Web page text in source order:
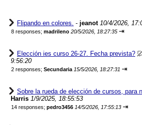
Flipando en colores. - jeanot 10/4/2026,
8 responses; madrileno 20/5/2026, 18:27:35 ⇥
Elección ies curso 26-27. Fecha prevista?
9:56:20
2 responses; Secundaria 15/5/2026, 18:27:31 ⇥
Sobre la rueda de elección de cursos, para
Harris 1/9/2025, 18:55:53
14 responses; pedro3456 14/5/2026, 17:55:13 ⇥